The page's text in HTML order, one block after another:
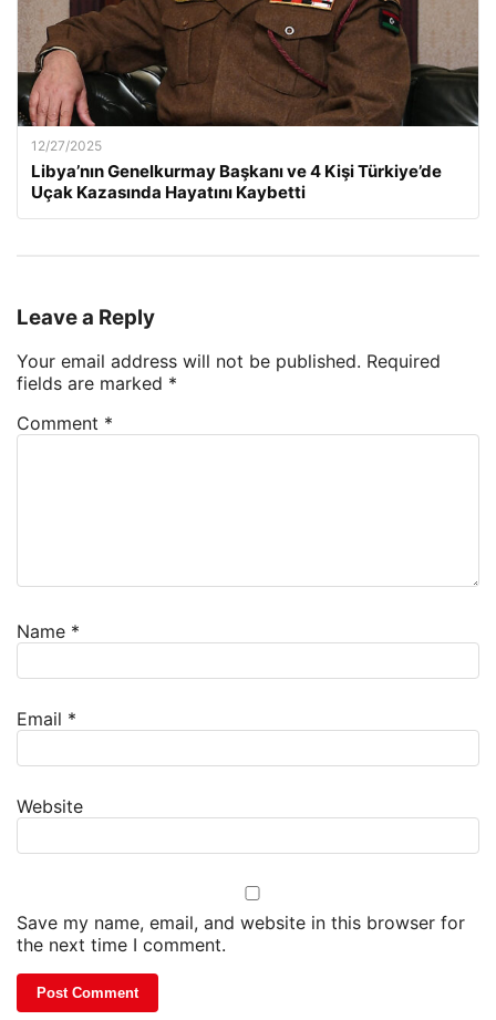
12/27/2025
Libya’nın Genelkurmay Başkanı ve 4 Kişi Türkiye’de
Uçak Kazasında Hayatını Kaybetti
Leave a Reply
Your email address will not be published. Required
fields are marked *
Comment *
Name *
Email *
Website
Save my name, email, and website in this browser for
the next time I comment.